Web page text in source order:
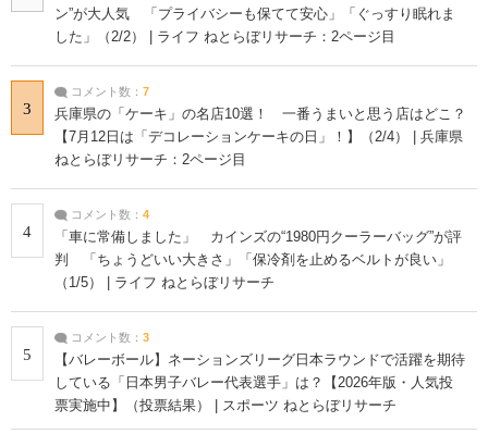
ン”が大人気 「プライバシーも保てて安心」「ぐっすり眠れま
した」（2/2） | ライフ ねとらぼリサーチ：2ページ目
3
コメント数： 7
兵庫県の「ケーキ」の名店10選！ 一番うまいと思う店はどこ？
【7月12日は「デコレーションケーキの日」！】（2/4） | 兵庫県
ねとらぼリサーチ：2ページ目
4
コメント数： 4
「車に常備しました」 カインズの“1980円クーラーバッグ”が評
判 「ちょうどいい大きさ」「保冷剤を止めるベルトが良い」
（1/5） | ライフ ねとらぼリサーチ
5
コメント数： 3
【バレーボール】ネーションズリーグ日本ラウンドで活躍を期待
している「日本男子バレー代表選手」は？【2026年版・人気投
票実施中】（投票結果） | スポーツ ねとらぼリサーチ